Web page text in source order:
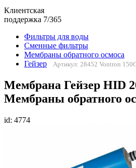
Клиентская
поддержка 7/365
Фильтры для воды
Сменные фильтры
Мембраны обратного осмоса
Гейзер
Артикул: 28452 Vontron
Мембрана Гейзер HID
Мембраны обратного
id: 4774